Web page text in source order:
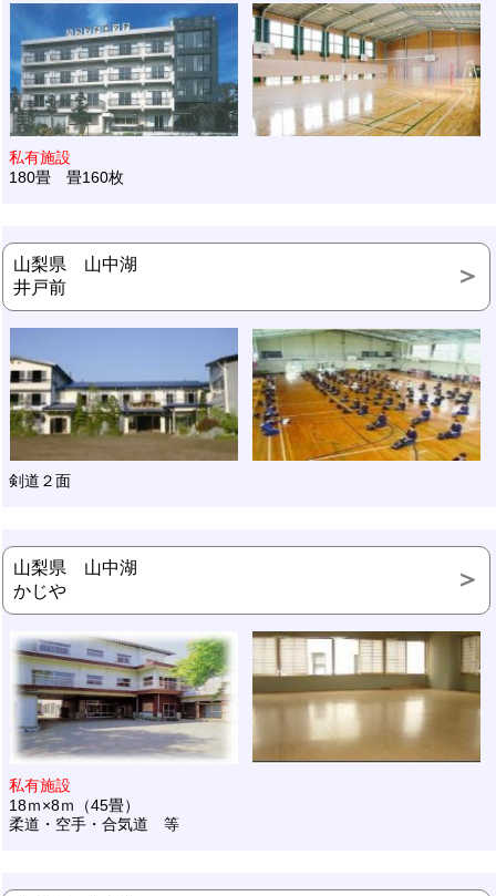
私有施設
180畳 畳160枚
山梨県 山中湖
井戸前
剣道２面
山梨県 山中湖
かじや
私有施設
18ｍ×8ｍ（45畳）
柔道・空手・合気道 等